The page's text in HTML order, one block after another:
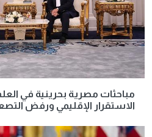
مباحثات مصرية بحرينية في
الاستقرار الإقليمي ورفض